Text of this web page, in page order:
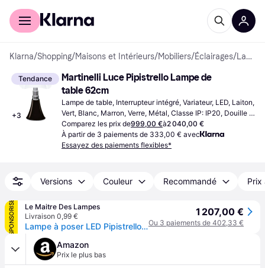
Acheter avec Klarna
Klarna/Shopping/Maisons et Intérieurs/Mobiliers/Éclairages/ Lampes de table
Tendance
+3
Martinelli Luce Pipistrello Lampe de
table 62cm
Lampe de table, Interrupteur intégré, Variateur, LED, Laiton,
Vert, Blanc, Marron, Verre, Métal, Classe IP: IP20, Douille
de Lampe: E14
Comparez les prix de999,00 €à2 040,00 €
À partir de 3 paiements de 333,00 € avec
Essayez des paiements flexibles*
Versions Couleur Recommandé Prix
SPONSORISÉ
Le Maitre Des Lampes
Livraison 0,99 €
Lampe à poser LED Pipistrello Med marron, à intensité variable - Martinelli Luce - Salon / séjour - Design - Métal - Avec abat-jour
1 207,00 €
Ou 3 paiements de 402,33 €
Amazon
Prix le plus bas